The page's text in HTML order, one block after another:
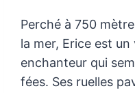
Perché à 750
la mer, Erice est un
enchanteur qui
fées. Ses ruelles